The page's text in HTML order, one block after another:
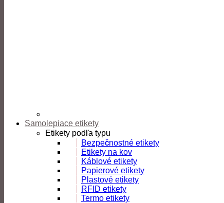
Samolepiace etikety
Etikety podľa typu
Bezpečnostné etikety
Etikety na kov
Káblové etikety
Papierové etikety
Plastové etikety
RFID etikety
Termo etikety